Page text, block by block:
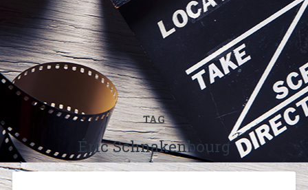
TAG
Éric Schnakenbourg